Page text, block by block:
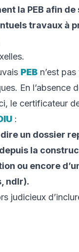
la PEB afin de
travaux à
PEBn’est pas
En l’absence
le certificateur
:
un dossier
la
ou encore
ndlr).
judicieux